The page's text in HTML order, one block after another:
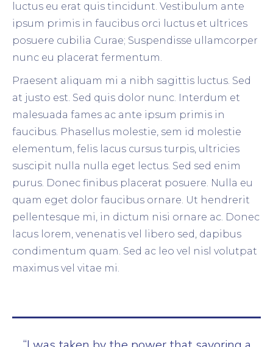
luctus eu erat quis tincidunt. Vestibulum ante
ipsum primis in faucibus orci luctus et ultrices
posuere cubilia Curae; Suspendisse ullamcorper
nunc eu placerat fermentum.
Praesent aliquam mi a nibh sagittis luctus. Sed
at justo est. Sed quis dolor nunc. Interdum et
malesuada fames ac ante ipsum primis in
faucibus. Phasellus molestie, sem id molestie
elementum, felis lacus cursus turpis, ultricies
suscipit nulla nulla eget lectus. Sed sed enim
purus. Donec finibus placerat posuere. Nulla eu
quam eget dolor faucibus ornare. Ut hendrerit
pellentesque mi, in dictum nisi ornare ac. Donec
lacus lorem, venenatis vel libero sed, dapibus
condimentum quam. Sed ac leo vel nisl volutpat
maximus vel vitae mi.